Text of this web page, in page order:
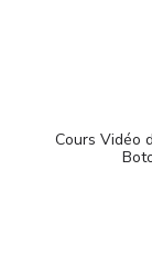
Cours Vidéo